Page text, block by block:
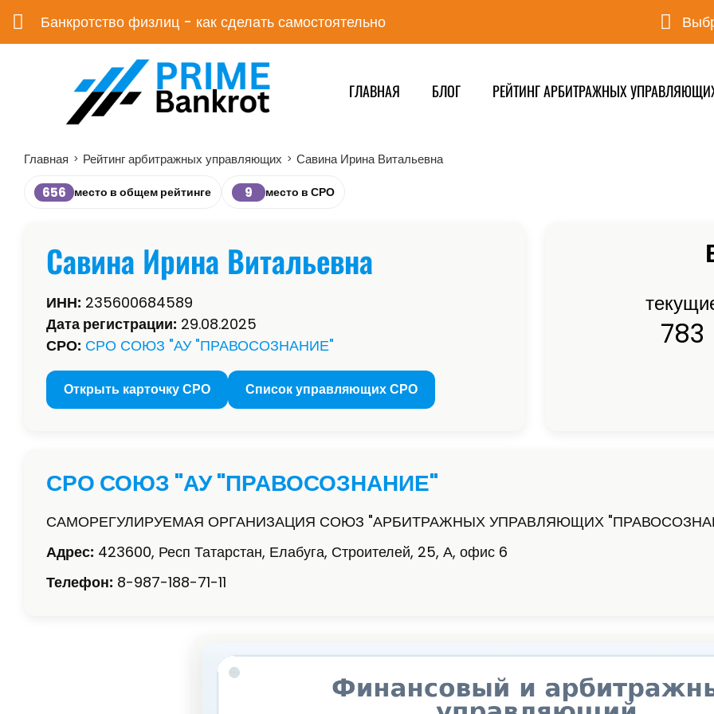
Банкротство физлиц - как сделать самостоятельно
ГЛАВНАЯ БЛОГ РЕЙТИНГ АРБИТРАЖНЫХ
Главная > Рейтинг арбитражных управляющих > Савина Ирина Витальевна
656 место в общем рейтинге 9 место в СРО
Савина Ирина Витальевна
ИНН: 235600684589
Дата регистрации: 29.08.2025
СРО: СРО СОЮЗ "АУ "ПРАВОСОЗНАНИЕ"
Открыть карточку СРО Список управляющих СРО
783
СРО СОЮЗ "АУ "ПРАВОСОЗНАНИЕ"
САМОРЕГУЛИРУЕМАЯ ОРГАНИЗАЦИЯ СОЮЗ "АРБИТРАЖНЫХ УПРАВЛЯЮЩИХ
Адрес: 423600, Респ Татарстан, Елабуга, Строителей, 25, А, офис 6
Телефон: 8-987-188-71-11